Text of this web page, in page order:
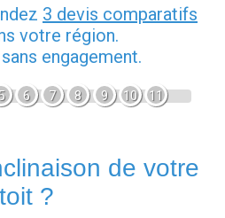
3 devis comparatifs
votre région.
engagement.
6 7 8 9 10 11
de votre
toit ?